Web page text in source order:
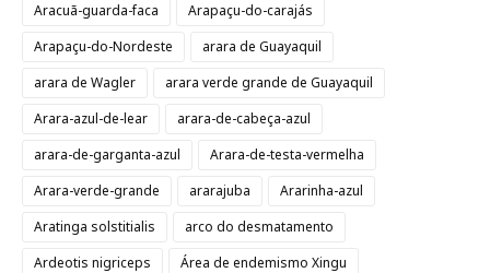
Aracuã-guarda-faca
Arapaçu-do-carajás
Arapaçu-do-Nordeste
arara de Guayaquil
arara de Wagler
arara verde grande de Guayaquil
Arara-azul-de-lear
arara-de-cabeça-azul
arara-de-garganta-azul
Arara-de-testa-vermelha
Arara-verde-grande
ararajuba
Ararinha-azul
Aratinga solstitialis
arco do desmatamento
Ardeotis nigriceps
Área de endemismo Xingu